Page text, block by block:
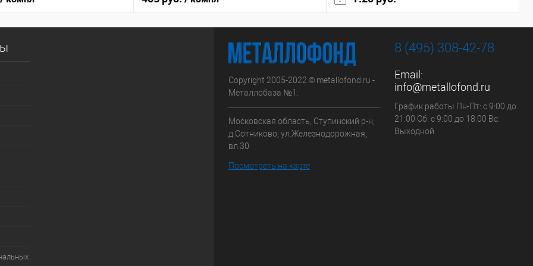
Copyright 2005-2022 © metallofond.ru -
Металлобаза №1.
Московская область, Ступинский р-н,
д.Сотниково, ул.Железнодорожная,
вл.30
Посмотреть на карте
8 (495) 308-42-78
Email:
info@metallofond.ru
График работы Пн-Пт: с 9:00 до
21:00 Сб: с 9:00 до 18:00 Вс:
Выходной